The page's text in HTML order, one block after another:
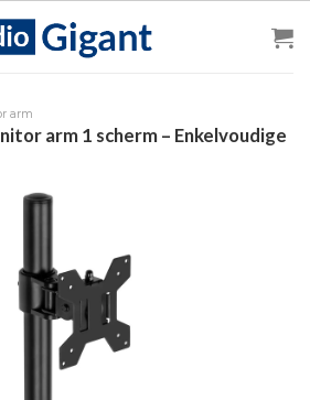
arm
arm 1 scherm – Enkelvoudige